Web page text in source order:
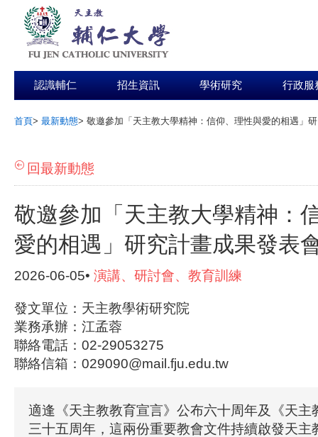
認識輔仁 招生資訊 學術研究 行政服
首頁> 最新動態> 敬邀參加「天主教大學精神：信仰、理性與愛的相遇」
回最新動態
敬邀參加「天主教大學精神：
愛的相遇」研究計畫成果發表
2026-06-05• 演講、研討會、教育訓練
發文單位：天主教學術研究院
業務承辦：江孟蓉
聯絡電話：02-29053275
聯絡信箱：029090@mail.fju.edu.tw
適逢《天主教教育宣言》公布六十周年及《天主
三十五周年，這兩份重要教會文件持續啟發天主